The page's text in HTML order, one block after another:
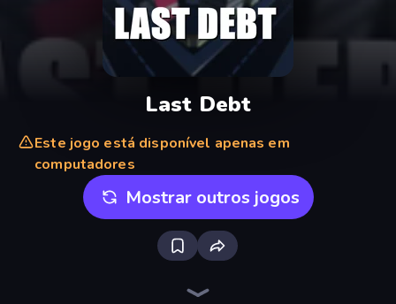
Last Debt
Este jogo está disponível apenas em
computadores
Mostrar outros jogos